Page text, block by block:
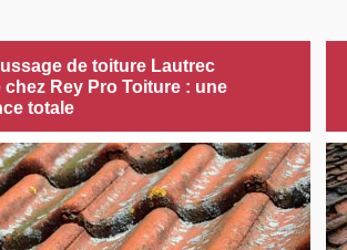
de toiture Lautrec
Rey Pro Toiture : une
totale